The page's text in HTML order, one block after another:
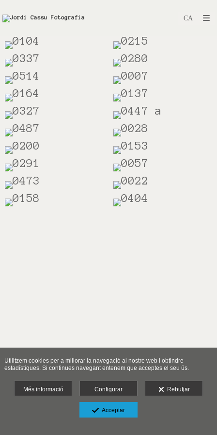
Utilitzem cookies per a millorar la navegació al nostre web i obtindre
estadístiques. Si continues navegant entenem que acceptes el seu ús.
Més informació Configurar Rebutjar
Acceptar